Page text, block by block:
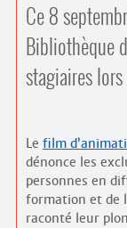
Ce 8
Bibliothèque
stagiaires lors
Le film
dénonce les
personnes en
formation et de
raconté leur